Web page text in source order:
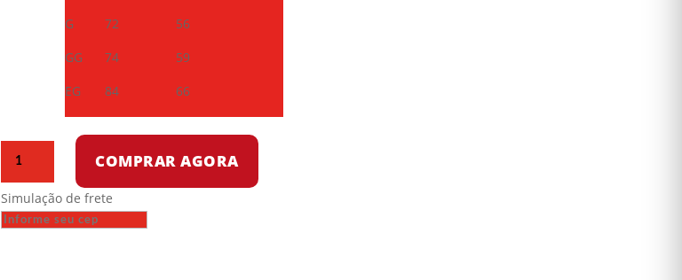
G
72
56
GG
74
59
EG
84 66
Fit
-
Vietnã
COMPRAR AGORA
Simulação de frete